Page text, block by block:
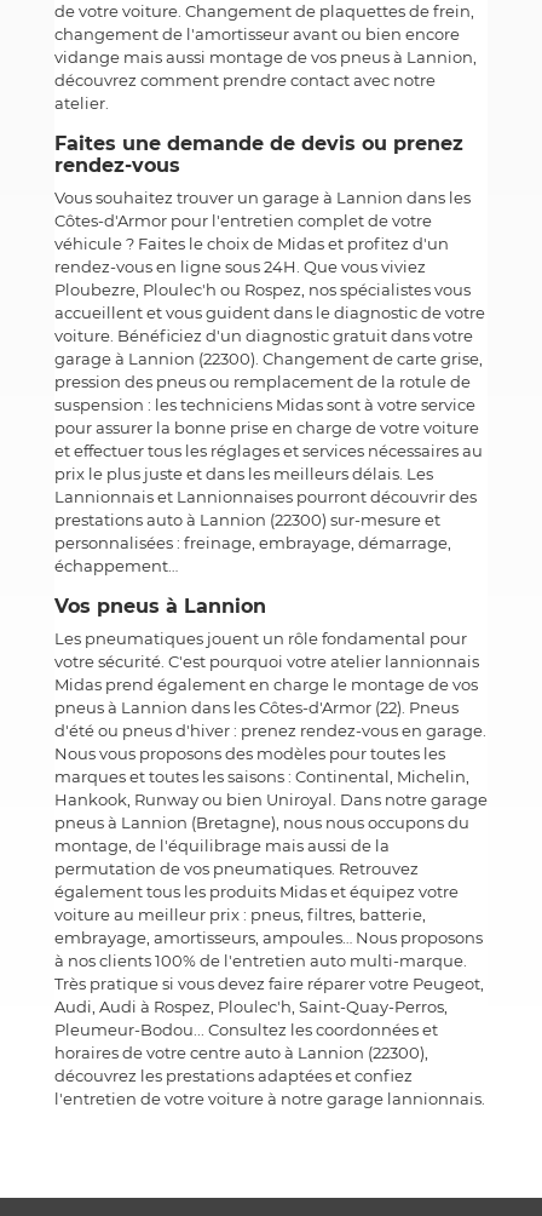
de votre voiture. Changement de plaquettes de frein,
changement de l'amortisseur avant ou bien encore
vidange mais aussi montage de vos pneus à Lannion,
découvrez comment prendre contact avec notre
atelier.
Faites une demande de devis ou prenez
rendez-vous
Vous souhaitez trouver un garage à Lannion dans les
Côtes-d'Armor pour l'entretien complet de votre
véhicule ? Faites le choix de Midas et profitez d'un
rendez-vous en ligne sous 24H. Que vous viviez
Ploubezre, Ploulec'h ou Rospez, nos spécialistes vous
accueillent et vous guident dans le diagnostic de votre
voiture. Bénéficiez d'un diagnostic gratuit dans votre
garage à Lannion (22300). Changement de carte grise,
pression des pneus ou remplacement de la rotule de
suspension : les techniciens Midas sont à votre service
pour assurer la bonne prise en charge de votre voiture
et effectuer tous les réglages et services nécessaires au
prix le plus juste et dans les meilleurs délais. Les
Lannionnais et Lannionnaises pourront découvrir des
prestations auto à Lannion (22300) sur-mesure et
personnalisées : freinage, embrayage, démarrage,
échappement…
Vos pneus à Lannion
Les pneumatiques jouent un rôle fondamental pour
votre sécurité. C'est pourquoi votre atelier lannionnais
Midas prend également en charge le montage de vos
pneus à Lannion dans les Côtes-d'Armor (22). Pneus
d'été ou pneus d'hiver : prenez rendez-vous en garage.
Nous vous proposons des modèles pour toutes les
marques et toutes les saisons : Continental, Michelin,
Hankook, Runway ou bien Uniroyal. Dans notre garage
pneus à Lannion (Bretagne), nous nous occupons du
montage, de l'équilibrage mais aussi de la
permutation de vos pneumatiques. Retrouvez
également tous les produits Midas et équipez votre
voiture au meilleur prix : pneus, filtres, batterie,
embrayage, amortisseurs, ampoules… Nous proposons
à nos clients 100% de l'entretien auto multi-marque.
Très pratique si vous devez faire réparer votre Peugeot,
Audi, Audi à Rospez, Ploulec'h, Saint-Quay-Perros,
Pleumeur-Bodou... Consultez les coordonnées et
horaires de votre centre auto à Lannion (22300),
découvrez les prestations adaptées et confiez
l'entretien de votre voiture à notre garage lannionnais.